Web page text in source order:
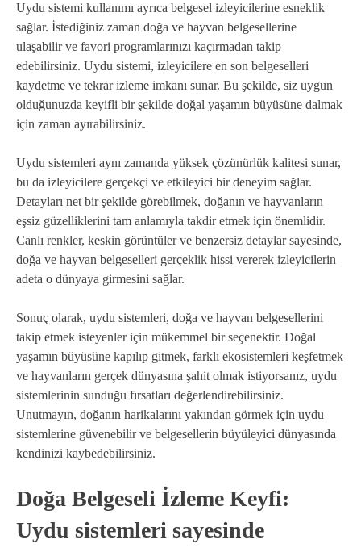
Uydu sistemi kullanımı ayrıca belgesel izleyicilerine esneklik
sağlar. İstediğiniz zaman doğa ve hayvan belgesellerine
ulaşabilir ve favori programlarınızı kaçırmadan takip
edebilirsiniz. Uydu sistemi, izleyicilere en son belgeselleri
kaydetme ve tekrar izleme imkanı sunar. Bu şekilde, siz uygun
olduğunuzda keyifli bir şekilde doğal yaşamın büyüsüne dalmak
için zaman ayırabilirsiniz.
Uydu sistemleri aynı zamanda yüksek çözünürlük kalitesi sunar,
bu da izleyicilere gerçekçi ve etkileyici bir deneyim sağlar.
Detayları net bir şekilde görebilmek, doğanın ve hayvanların
eşsiz güzelliklerini tam anlamıyla takdir etmek için önemlidir.
Canlı renkler, keskin görüntüler ve benzersiz detaylar sayesinde,
doğa ve hayvan belgeselleri gerçeklik hissi vererek izleyicilerin
adeta o dünyaya girmesini sağlar.
Sonuç olarak, uydu sistemleri, doğa ve hayvan belgesellerini
takip etmek isteyenler için mükemmel bir seçenektir. Doğal
yaşamın büyüsüne kapılıp gitmek, farklı ekosistemleri keşfetmek
ve hayvanların gerçek dünyasına şahit olmak istiyorsanız, uydu
sistemlerinin sunduğu fırsatları değerlendirebilirsiniz.
Unutmayın, doğanın harikalarını yakından görmek için uydu
sistemlerine güvenebilir ve belgesellerin büyüleyici dünyasında
kendinizi kaybedebilirsiniz.
Doğa Belgeseli İzleme Keyfi:
Uydu sistemleri sayesinde